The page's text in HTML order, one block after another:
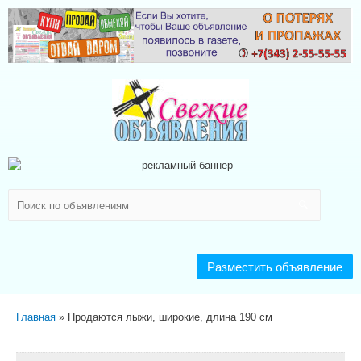
Разместить объявление
Главная Продаются лыжи, широкие, длина 190 см